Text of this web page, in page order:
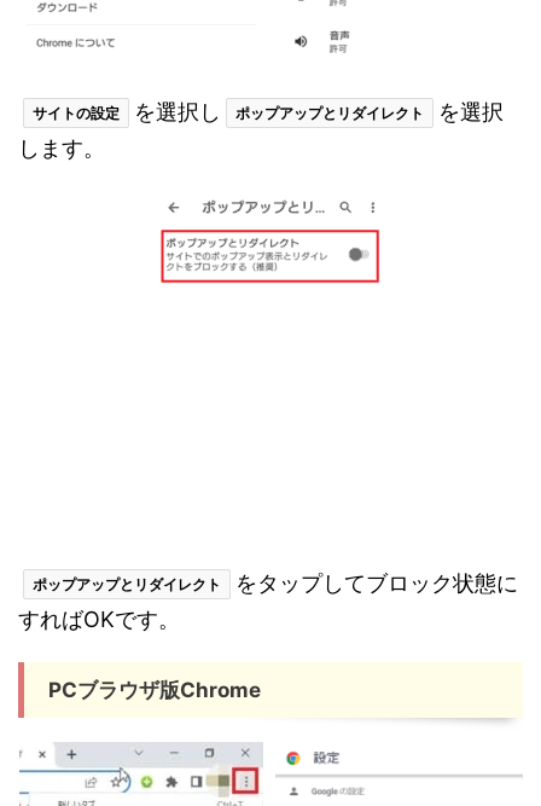
サイトの設定 を選択し ポップアップとリダイレクト
を選択
します。
ポップアップとリダイレクト
をタップしてブロック状態に
すればOKです。
PCブラウザ版Chrome